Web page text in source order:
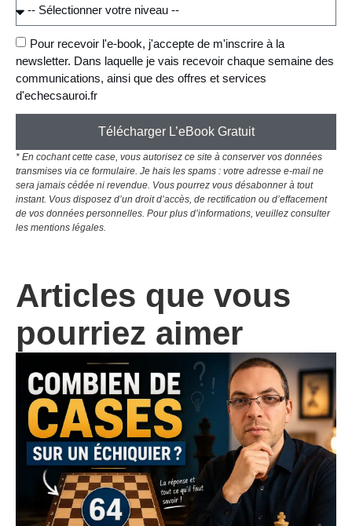
Pour recevoir l'e-book, j'accepte de m'inscrire à la
newsletter. Dans laquelle je vais recevoir chaque semaine des
communications, ainsi que des offres et services
d'echecsauroi.fr
Télécharger L’eBook Gratuit
* En cochant cette case, vous autorisez ce site à conserver vos données
transmises via ce formulaire. Je hais les spams : votre adresse e-mail ne
sera jamais cédée ni revendue. Vous pourrez vous désabonner à tout
instant. Vous disposez d’un droit d’accès, de rectification ou d’effacement
de vos données personnelles. Pour plus d’informations, veuillez consulter
les mentions légales.
Articles que vous
pourriez aimer